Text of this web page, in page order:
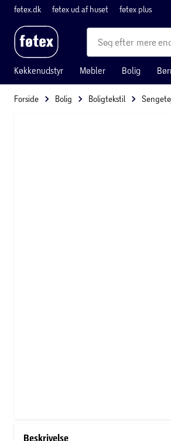
føtex.dk føtex ud af huset føtex plus
mere
Køkkenudstyr Møbler Bolig
Forside Bolig Boligtekstil
Beskrivelse